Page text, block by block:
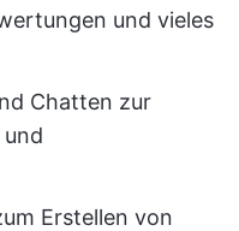
und vieles
Chatten zur
Erstellen von